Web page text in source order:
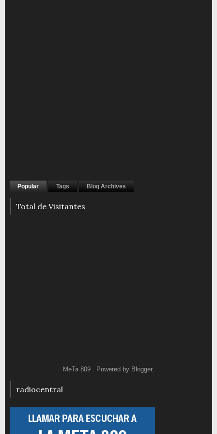
Popular Tags Blog Archives
Total de Visitantes
MeTa 809 . Powered by Blogger.
radiocentral